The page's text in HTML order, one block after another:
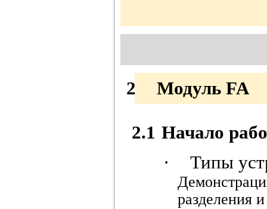
2 Модуль FA
2.1 Начало
·
Типы
разделения